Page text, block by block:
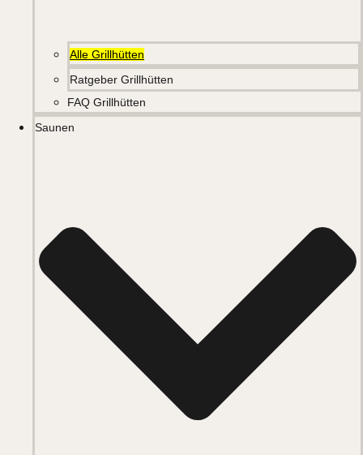
Alle Grillhütten
Ratgeber Grillhütten
FAQ Grillhütten
Saunen